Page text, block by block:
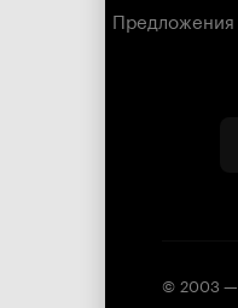
Предложения
© 2003 —